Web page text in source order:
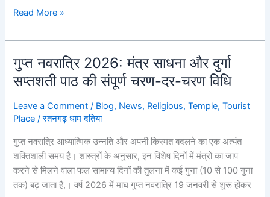
Read More »
गुप्त नवरात्रि 2026: मंत्र साधना और दुर्गा
सप्तशती पाठ की संपूर्ण चरण-दर-चरण विधि
Leave a Comment / Blog, News, Religious,Temple,Tourist
Place /रतनगढ़ धाम दतिया
गुप्त नवरात्रि आध्यात्मिक उन्नति और अपनी किस्मत बदलने का एक अत्यंत
शक्तिशाली समय है। शास्त्रों के अनुसार, इन विशेष दिनों में मंत्रों का जाप
करने से मिलने वाला फल सामान्य दिनों की तुलना में कई गुना (10 से 100 गुना
तक) बढ़ जाता है,। वर्ष 2026 में माघ गुप्त नवरात्रि 19 जनवरी से शुरू होकर
गुप्त
नवरात्रि
2026:
मंत्र
साधना
दुर्गा
सप्तशती
पाठ
की